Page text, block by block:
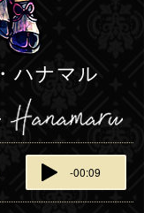
​・ハナマル
-00:09